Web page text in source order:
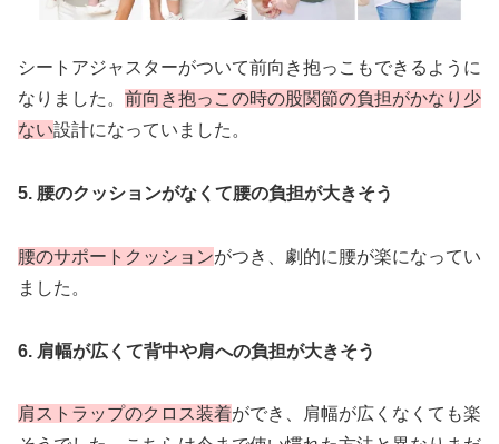
シートアジャスターがついて前向き抱っこもできるように
なりました。 前向き抱っこの時の股関節の負担がかなり少
ない設計になっていました。
5. 腰のクッションがなくて腰の負担が大きそう
腰のサポートクッションがつき、劇的に腰が楽になってい
ました。
6. 肩幅が広くて背中や肩への負担が大きそう
肩ストラップのクロス装着ができ、肩幅が広くなくても楽